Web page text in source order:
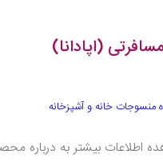
(اپادانا)
منسوجات خانه و آشپزخانه
اطلاعات بیشتر به درباره